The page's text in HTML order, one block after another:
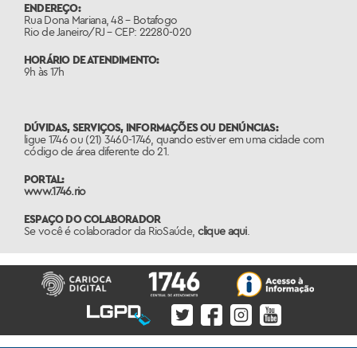
ENDEREÇO:
Rua Dona Mariana, 48 – Botafogo
Rio de Janeiro/RJ – CEP: 22280-020
HORÁRIO DE ATENDIMENTO:
9h às 17h
DÚVIDAS, SERVIÇOS, INFORMAÇÕES OU DENÚNCIAS:
ligue 1746 ou (21) 3460-1746, quando estiver em uma cidade com
código de área diferente do 21.
PORTAL:
www.1746.rio
ESPAÇO DO COLABORADOR
Se você é colaborador da RioSaúde, clique aqui.